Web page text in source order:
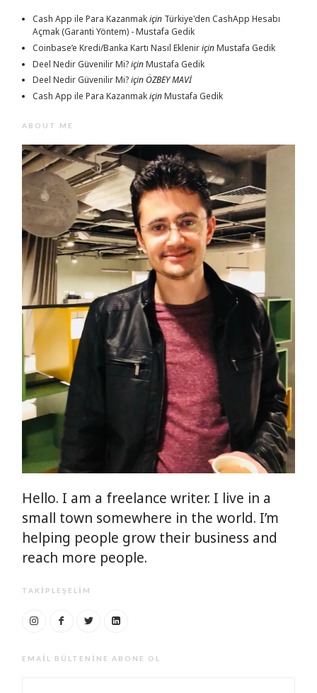
Cash App ile Para Kazanmakiçin Türkiye'den CashApp Hesabı
Açmak (Garanti Yöntem) - Mustafa Gedik
Coinbase’e Kredi/Banka Kartı Nasıl EkleniriçinMustafa Gedik
Deel Nedir Güvenilir Mi?içinMustafa Gedik
Deel Nedir Güvenilir Mi?içinÖZBEY MAVİ
Cash App ile Para KazanmakiçinMustafa Gedik
ABOUT ME
Hello. I am a freelance writer. I live in a
small town somewhere in the world. I’m
helping people grow their business and
reach more people.
TAKIPLEŞELIM
EMAIL BÜLTENINE ABONE OL